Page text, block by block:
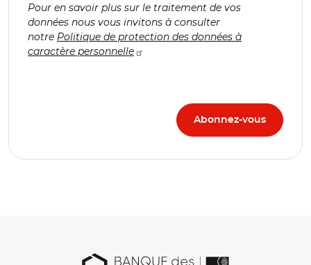
Pour en savoir plus sur le traitement de vos
données nous vous invitons à consulter
notre Politique de protection des données à
caractère personnelle